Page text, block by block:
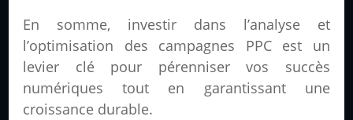
En somme, investir dans l’analyse et
l’optimisation des campagnes PPC est un
levier clé pour pérenniser vos succès
numériques tout en garantissant une
croissance durable.